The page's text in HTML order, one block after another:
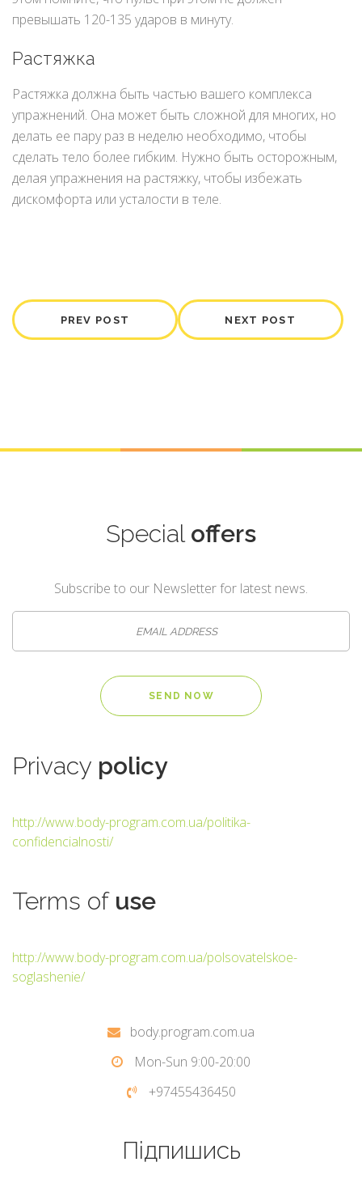
превышать 120-135 ударов в минуту.
Растяжка
Растяжка должна быть частью вашего комплекса
упражнений. Она может быть сложной для многих, но
делать ее пару раз в неделю необходимо, чтобы
сделать тело более гибким. Нужно быть осторожным,
делая упражнения на растяжку, чтобы избежать
дискомфорта или усталости в теле.
PREV POST NEXT POST
Special offers
Subscribe to our Newsletter for latest news.
Privacy policy
http://www.body-program.com.ua/politika-
confidencialnosti/
Terms of use
http://www.body-program.com.ua/polsovatelskoe-
soglashenie/
body.program.com.ua
Mon-Sun 9:00-20:00
+97455436450
Підпишись